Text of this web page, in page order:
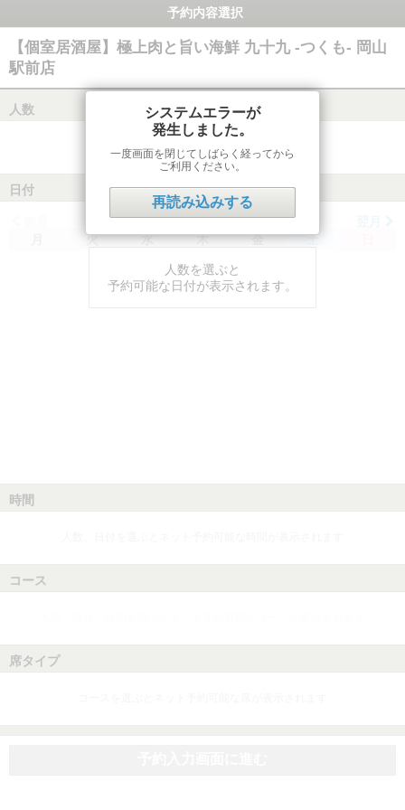
予約内容選択
【個室居酒屋】極上肉と旨い海鮮 九十九 -つくも- 岡山
駅前店
人数
日付
火 水 木 金 土
人数を選ぶと
予約可能な日付が表示されます。
時間
コース
席タイプ
システムエラーが
発生しました。
一度画面を閉じてしばらく経ってから
ご利用ください。
再読み込みする